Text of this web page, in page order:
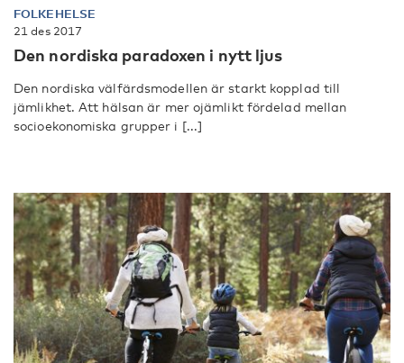
FOLKEHELSE
21 des 2017
Den nordiska paradoxen i nytt ljus
Den nordiska välfärdsmodellen är starkt kopplad till
jämlikhet. Att hälsan är mer ojämlikt fördelad mellan
socioekonomiska grupper i [...]